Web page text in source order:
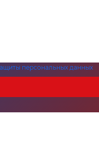
персональных данных